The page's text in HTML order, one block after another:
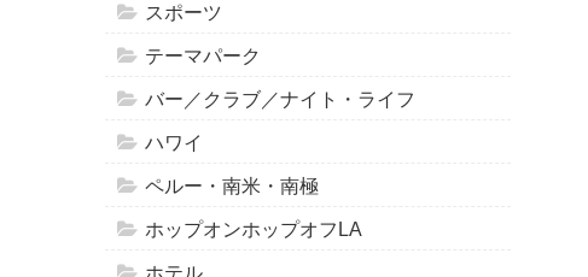
スポーツ
テーマパーク
バー／クラブ／ナイト・ライフ
ハワイ
ペルー・南米・南極
ホップオンホップオフLA
ホテル